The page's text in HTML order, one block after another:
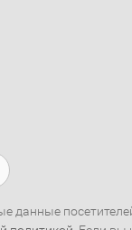
данные